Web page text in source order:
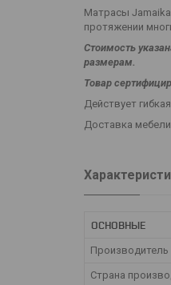
Матрасы
протяжении
Стоимость
размерам.
Товар
Действует
Доставка
ОСНОВНЫЕ
Производитель
Страна